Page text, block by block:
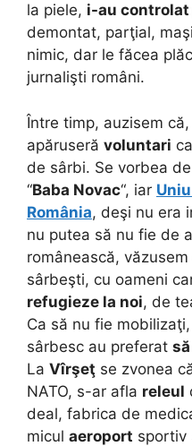
la piele, i-au
demontat, parţial,
nimic, dar le făcea
jurnalişti români.
Între timp, auzisem
apăruseră voluntari
de sârbi. Se vorbea
“Baba Novac“, iar
România, deşi nu era
nu putea să nu fie de
românească,
sârbeşti, cu oameni
refugieze la noi, de
Ca să nu fie
sârbesc au preferat
La Vîrşeţ se zvonea
NATO, s-ar afla releul
deal, fabrica de
micul aeroport sportiv